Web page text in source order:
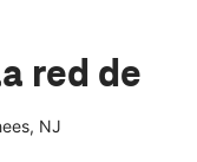
red de
NJ